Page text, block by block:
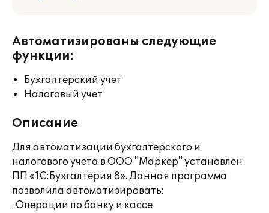
Автоматизированы следующие
функции:
Бухгалтерский учет
Налоговый учет
Описание
Для автоматизации бухгалтерского и
налогового учета в ООО "Маркер" установлен
ПП «1С:Бухгалтерия 8». Данная программа
позволила автоматизировать:
. Операции по банку и кассе